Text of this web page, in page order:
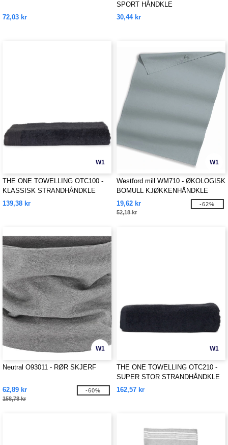
72,03 kr
SPORT HÅNDKLE
30,44 kr
W1
THE ONE TOWELLING OTC100 -
KLASSISK STRANDHÅNDKLE
139,38 kr
W1
Westford mill WM710 - ØKOLOGISK
BOMULL KJØKKENHÅNDKLE
19,62 kr
52,18 kr
-62%
W1
Neutral O93011 - RØR SKJERF
62,89 kr
158,78 kr
-60%
W1
THE ONE TOWELLING OTC210 -
SUPER STOR STRANDHÅNDKLE
162,57 kr